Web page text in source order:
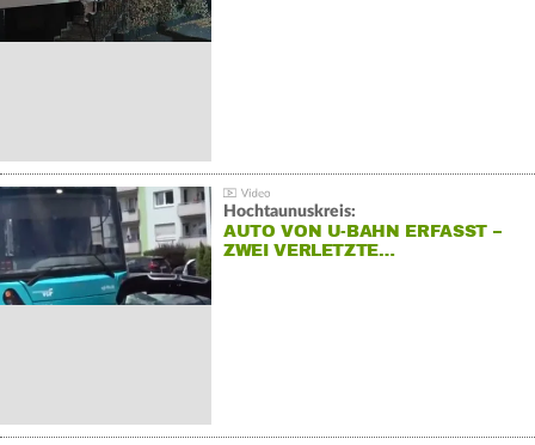
Hochtaunuskreis:
AUTO VON U-BAHN ERFASST –
ZWEI VERLETZTE…